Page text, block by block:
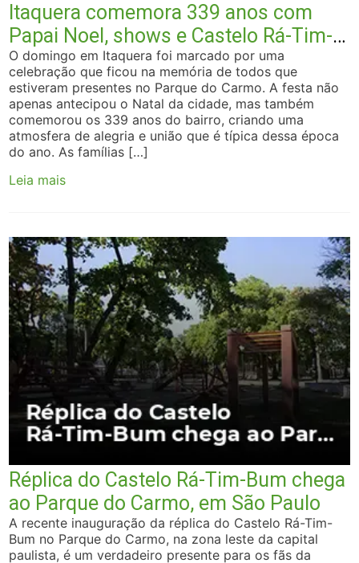
Itaquera comemora 339 anos com
Papai Noel, shows e Castelo Rá-Tim-
Bum aberto no Parque do Carmo
O domingo em Itaquera foi marcado por uma
celebração que ficou na memória de todos que
estiveram presentes no Parque do Carmo. A festa não
apenas antecipou o Natal da cidade, mas também
comemorou os 339 anos do bairro, criando uma
atmosfera de alegria e união que é típica dessa época
do ano. As famílias […]
Leia mais
Réplica do Castelo Rá-Tim-Bum chega
ao Parque do Carmo, em São Paulo
A recente inauguração da réplica do Castelo Rá-Tim-
Bum no Parque do Carmo, na zona leste da capital
paulista, é um verdadeiro presente para os fãs da